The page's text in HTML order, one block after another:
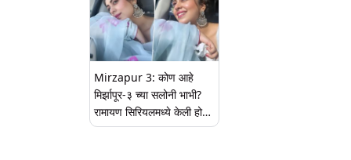
Mirzapur 3: कोण आहे
मिर्झापूर-३ च्या सलोनी भाभी?
रामायण सिरियलमध्ये केली होती
सीतेची भूमिका